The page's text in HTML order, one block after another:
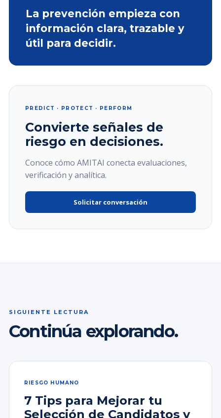
La prevención empieza con
información clara, trazable y
útil para decidir.
PREDICT · PROTECT · PERFORM
Convierte señales de
riesgo en decisiones.
Conoce cómo AMITAI conecta evaluaciones,
verificación y analítica.
Solicitar conversación
SIGUIENTE LECTURA
Continúa explorando.
RIESGO HUMANO
7 Tips para Mejorar tu
Selección de Candidatos y